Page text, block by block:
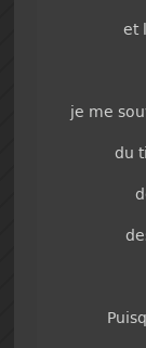
et
je me
du